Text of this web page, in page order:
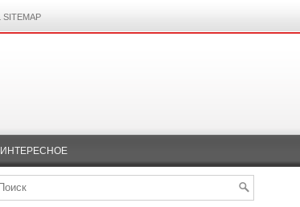
SITEMAP
ИНТЕРЕСНОЕ